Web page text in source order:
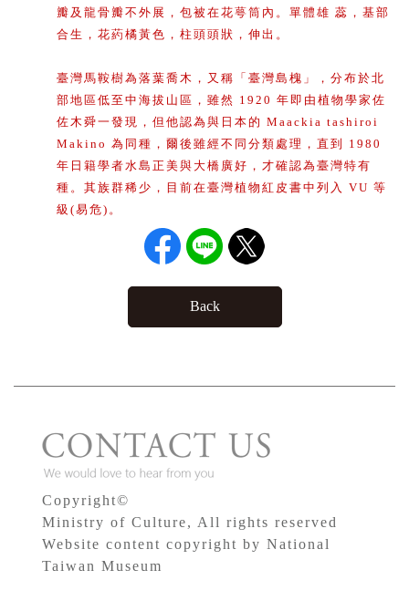
瓣及龍骨瓣不外展，包被在花萼筒內。單體雄 蕊，基部
合生，花葯橘黃色，柱頭頭狀，伸出。
臺灣馬鞍樹為落葉喬木，又稱「臺灣島槐」，分布於北
部地區低至中海拔山區，雖然 1920 年即由植物學家佐
佐木舜一發現，但他認為與日本的 Maackia tashiroi
Makino 為同種，爾後雖經不同分類處理，直到 1980
年日籍學者水島正美與大橋廣好，才確認為臺灣特有
種。其族群稀少，目前在臺灣植物紅皮書中列入 VU 等
級(易危)。
Back
Copyright©
Ministry of Culture, All rights reserved
Website content copyright by National
Taiwan Museum